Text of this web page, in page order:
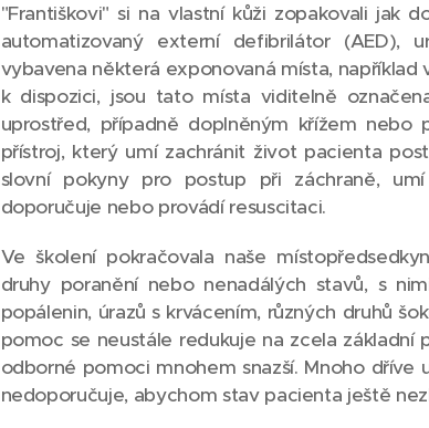
"Františkovi" si na vlastní kůži zopakovali jak
automatizovaný externí defibrilátor (AED),
vybavena některá exponovaná místa,
k dispozici, jsou tato místa viditelně
uprostřed, případně doplněným křížem
přístroj, který umí zachránit život pacienta
slovní pokyny pro postup při záchraně,
doporučuje nebo provádí resuscitaci.
Ve školení pokračovala naše
druhy poranění nebo nenadálých stavů, s
popálenin, úrazů s krvácením, různých druhů
pomoc se neustále redukuje na zcela
odborné pomoci mnohem snazší. Mnoho
nedoporučuje, abychom stav pacienta ještě